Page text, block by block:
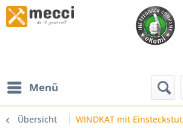
Menü
Übersicht WINDKAT mit